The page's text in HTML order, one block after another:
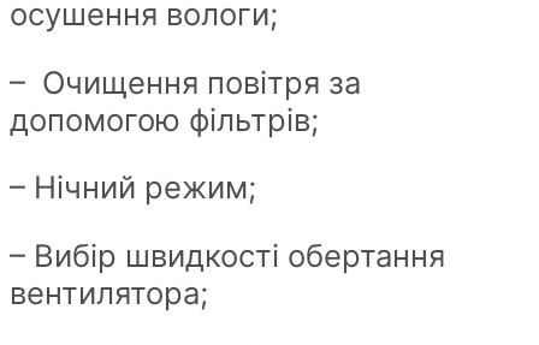
осушення вологи;
– Очищення повітря за
допомогою фільтрів;
– Нічний режим;
– Вибір швидкості обертання
вентилятора;